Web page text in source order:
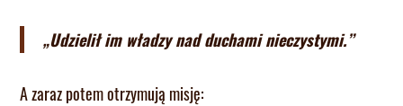
„Udzielił im władzy nad duchami nieczystymi.”
A zaraz potem otrzymują misję: